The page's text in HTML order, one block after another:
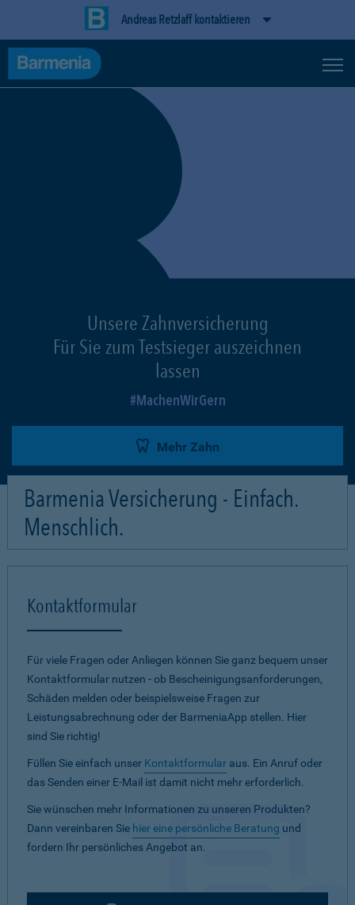
Andreas Retzlaff kontaktieren
Unsere Zahnversicherung
Für Sie zum Testsieger auszeichnen
lassen
MachenWirGern
Mehr Zahn
Barmenia Versicherung - Einfach.
Menschlich.
Kontaktformular
Für viele Fragen oder Anliegen können Sie ganz bequem unser
Kontaktformular nutzen - ob Bescheinigungsanforderungen,
Schäden melden oder beispielsweise Fragen zur
Leistungsabrechnung oder der BarmeniaApp stellen. Hier
sind Sie richtig!
Füllen Sie einfach unser Kontaktformular aus. Ein Anruf oder
das Senden einer E-Mail ist damit nicht mehr erforderlich.
Sie wünschen mehr Informationen zu unseren Produkten?
Dann vereinbaren Sie hier eine persönliche Beratung und
fordern Ihr persönliches Angebot an.